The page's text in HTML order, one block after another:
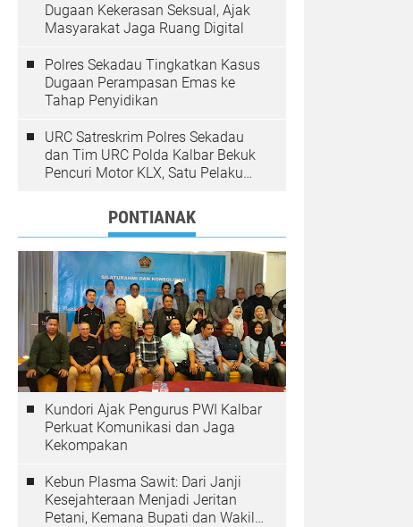
Dugaan Kekerasan Seksual, Ajak
Masyarakat Jaga Ruang Digital
Polres Sekadau Tingkatkan Kasus
Dugaan Perampasan Emas ke
Tahap Penyidikan
URC Satreskrim Polres Sekadau
dan Tim URC Polda Kalbar Bekuk
Pencuri Motor KLX, Satu Pelaku
PONTIANAK
Kundori Ajak Pengurus PWI Kalbar
Perkuat Komunikasi dan Jaga
Kekompakan
Kebun Plasma Sawit: Dari Janji
Kesejahteraan Menjadi Jeritan
Petani, Kemana Bupati dan Wakil